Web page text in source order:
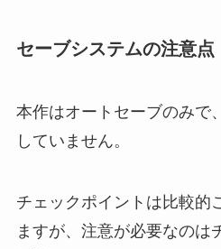
セーブシステムの注意点
本作はオートセーブのみで
していません。
チェックポイントは比較的
ますが、注意が必要なのは